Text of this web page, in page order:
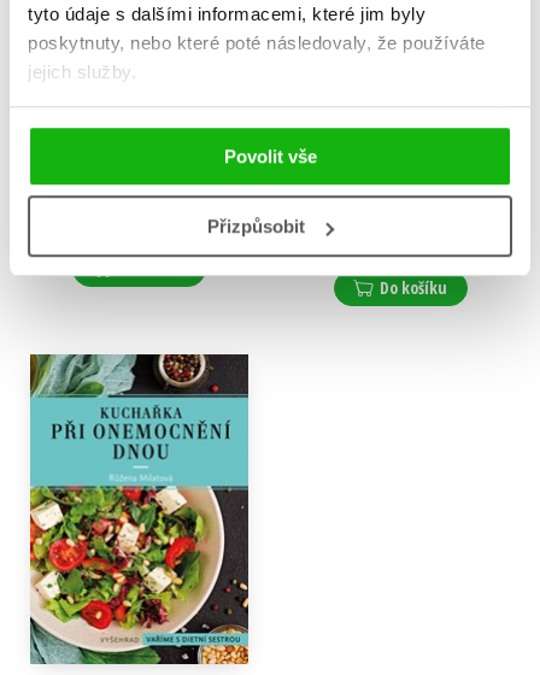
tyto údaje s dalšími informacemi, které jim byly
poskytnuty, nebo které poté následovaly, že používáte
jejich služby.
Povolit vše
Přizpůsobit
Růžena Milatová, Petr Wohl Růžena Milatová,
Do košíku